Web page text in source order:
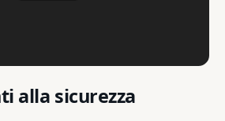
alla sicurezza